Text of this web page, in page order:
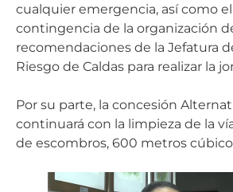
cualquier emergencia, así como
contingencia de la organización
recomendaciones de la Jefatura
Riesgo de Caldas para realizar la
Por su parte, la concesión
continuará con la limpieza de la
de escombros, 600 metros